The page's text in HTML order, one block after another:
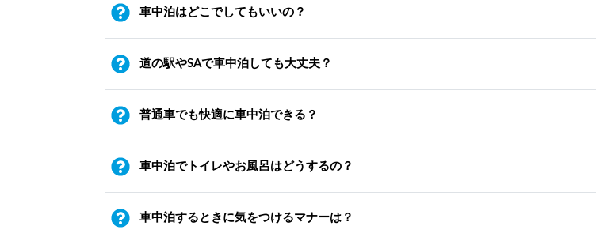
車中泊はどこでしてもいいの？
道の駅やSAで車中泊しても大丈夫？
普通車でも快適に車中泊できる？
車中泊でトイレやお風呂はどうするの？
車中泊するときに気をつけるマナーは？